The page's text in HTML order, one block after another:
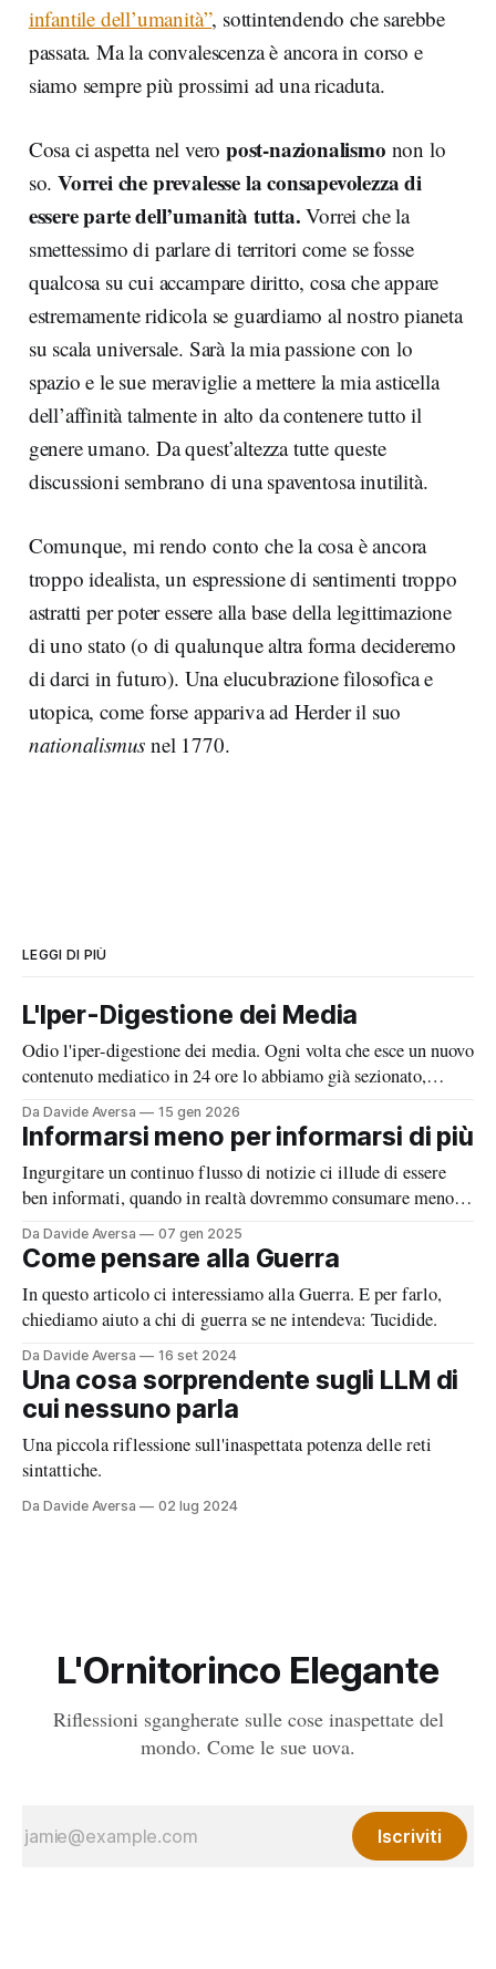
infantile dell’umanità”, sottintendendo che sarebbe
passata. Ma la convalescenza è ancora in corso e
siamo sempre più prossimi ad una ricaduta.
Cosa ci aspetta nel vero post-nazionalismo non lo
so. Vorrei che prevalesse la consapevolezza di
essere parte dell’umanità tutta. Vorrei che la
smettessimo di parlare di territori come se fosse
qualcosa su cui accampare diritto, cosa che appare
estremamente ridicola se guardiamo al nostro pianeta
su scala universale. Sarà la mia passione con lo
spazio e le sue meraviglie a mettere la mia asticella
dell’affinità talmente in alto da contenere tutto il
genere umano. Da quest’altezza tutte queste
discussioni sembrano di una spaventosa inutilità.
Comunque, mi rendo conto che la cosa è ancora
troppo idealista, un espressione di sentimenti troppo
astratti per poter essere alla base della legittimazione
di uno stato (o di qualunque altra forma decideremo
di darci in futuro). Una elucubrazione filosofica e
utopica, come forse appariva ad Herder il suo
nationalismusnel 1770.
LEGGI DI PIÙ
L'Iper-Digestione dei Media
Odio l'iper-digestione dei media. Ogni volta che esce un nuovo
contenuto mediatico in 24 ore lo abbiamo già sezionato,
metabolizzato, analizzato e sputato un opinione al riguardo.
Forse, dovremmo prendercela più comoda.
Da Davide Aversa 15 gen 2026
Informarsi meno per informarsi di più
Ingurgitare un continuo flusso di notizie ci illude di essere
ben informati, quando in realtà dovremmo consumare meno
notizie e farlo meno spesso.
Da Davide Aversa 07 gen 2025
Come pensare alla Guerra
In questo articolo ci interessiamo alla Guerra. E per farlo,
chiediamo aiuto a chi di guerra se ne intendeva: Tucidide.
Da Davide Aversa 16 set 2024
Una cosa sorprendente sugli LLM di
cui nessuno parla
Una piccola riflessione sull'inaspettata potenza delle reti
sintattiche.
Da Davide Aversa 02 lug 2024
L'Ornitorinco Elegante
Riflessioni sgangherate sulle cose inaspettate del
mondo. Come le sue uova.
Iscriviti